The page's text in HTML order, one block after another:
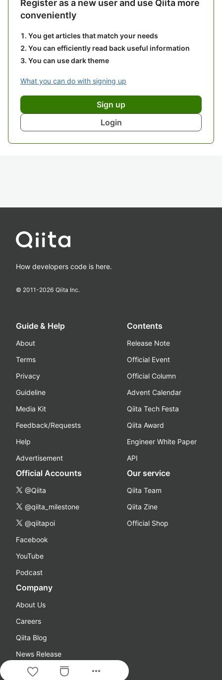
Register as a new user and use Qiita more
conveniently
You get articles that match your needs
You can efficiently read back useful information
You can use dark theme
What you can do with signing up
Sign up
Login
more_horiz
How developers code is here.
© 2011-2026 Qiita Inc.
Guide & Help
About
Terms
Privacy
Guideline
Media Kit
Feedback/Requests
Help
Advertisement
Contents
Release Note
Official Event
Official Column
Advent Calendar
Qiita Tech Festa
Qiita Award
Engineer White Paper
API
Official Accounts
@Qiita
@qiita_milestone
@qiitapoi
Facebook
YouTube
Podcast
Our service
Qiita Team
Qiita Zine
Official Shop
Company
About Us
Careers
Qiita Blog
News Release